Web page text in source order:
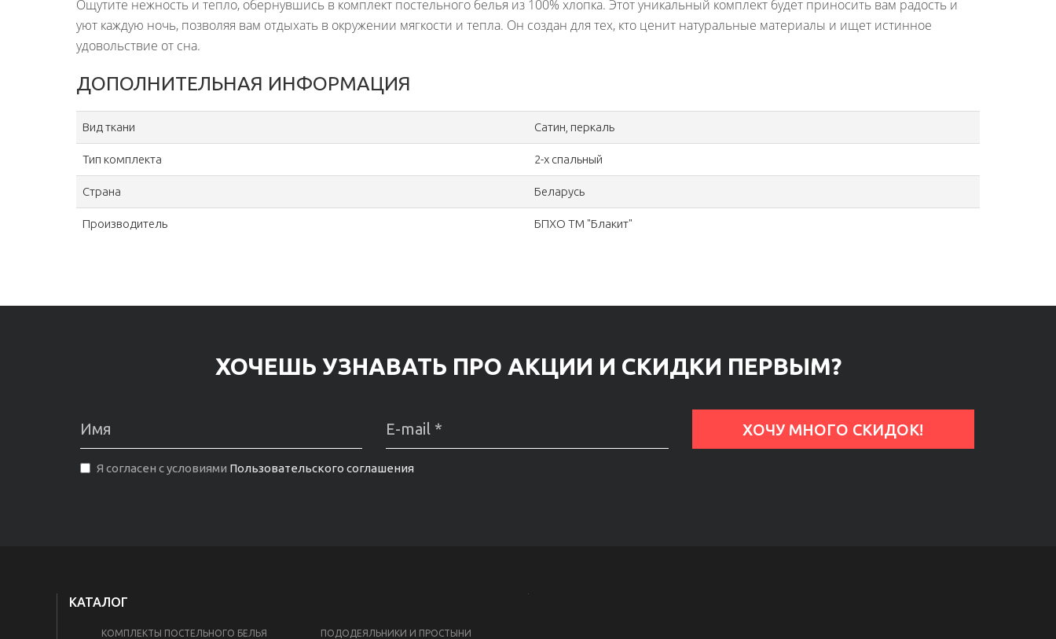
Ощутите нежность и тепло, обернувшись в комплект постельного белья из 100% хлопка. Этот уникальный комплект будет приносить вам радость и
уют каждую ночь, позволяя вам отдыхать в окружении мягкости и тепла. Он создан для тех, кто ценит натуральные материалы и ищет истинное
удовольствие от сна.
ДОПОЛНИТЕЛЬНАЯ ИНФОРМАЦИЯ
Вид ткани Сатин, перкаль
Тип комплекта 2-х спальный
Страна Беларусь
Производитель БПХО ТМ "Блакит"
ХОЧЕШЬ УЗНАВАТЬ ПРО АКЦИИ И СКИДКИ ПЕРВЫМ?
Я согласен с условиями Пользовательского соглашения
КАТАЛОГ
КОМПЛЕКТЫ ПОСТЕЛЬНОГО БЕЛЬЯ ПОДОДЕЯЛЬНИКИ И ПРОСТЫНИ